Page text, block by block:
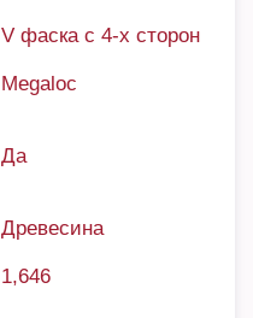
V фаска с 4-х сторон
Megaloc
Да
Древесина
1,646